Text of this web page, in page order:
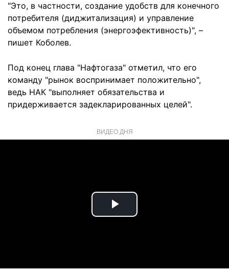
"Это, в частности, создание удобств для конечного
потребителя (диджитализация) и управление
объемом потребления (энергоэфективность)", –
пишет Коболев.
Под конец глава "Нафтогаза" отметил, что его
команду "рынок воспринимает положительно",
ведь НАК "выполняет обязательства и
придерживается задекларированных целей".
ВИДЕО ДНЯ
Play